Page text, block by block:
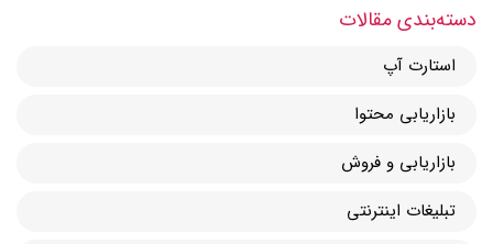
دسته‌بندی مقالات
استارت آپ
بازاریابی محتوا
بازاریابی و فروش
تبلیغات اینترنتی